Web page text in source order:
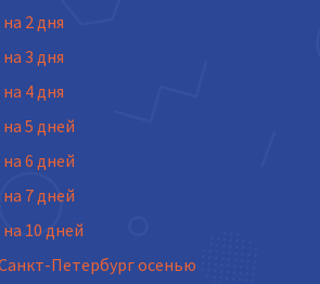
на 2 дня
на 3 дня
на 4 дня
на 5 дней
на 6 дней
на 7 дней
на 10 дней
Петербург осенью